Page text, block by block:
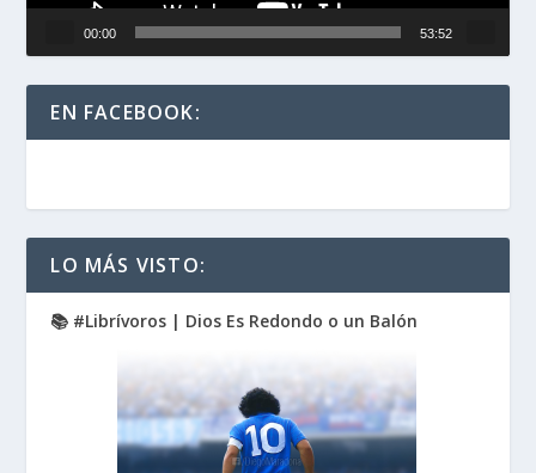
00:00 53:52
EN FACEBOOK:
LO MÁS VISTO:
📚 #Librívoros | Dios Es Redondo o un Balón